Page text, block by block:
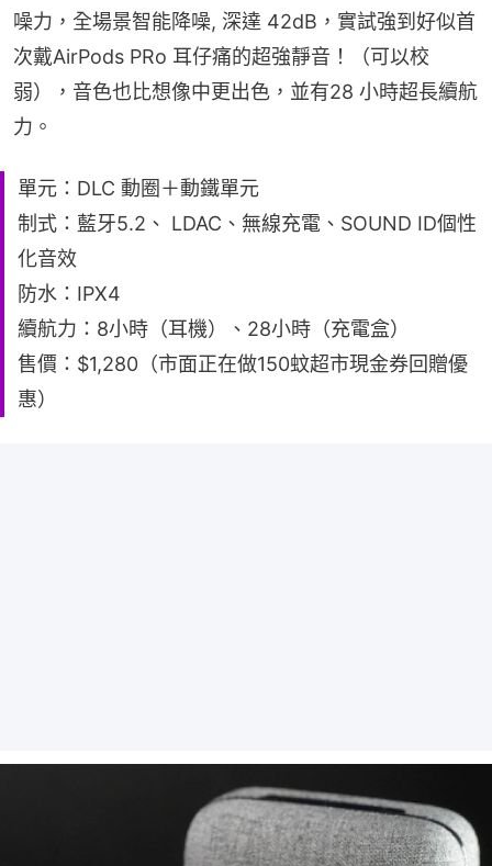
噪力，全場景智能降噪, 深達 42dB，實試強到好似首
次戴AirPods PRo 耳仔痛的超強靜音！（可以校
弱），音色也比想像中更出色，並有28 小時超長續航
力。
單元：DLC 動圈＋動鐵單元
制式：藍牙5.2、 LDAC、無線充電、SOUND ID個性
化音效
防水：IPX4
續航力：8小時（耳機）、28小時（充電盒）
售價：$1,280（市面正在做150蚊超市現金券回贈優
惠）